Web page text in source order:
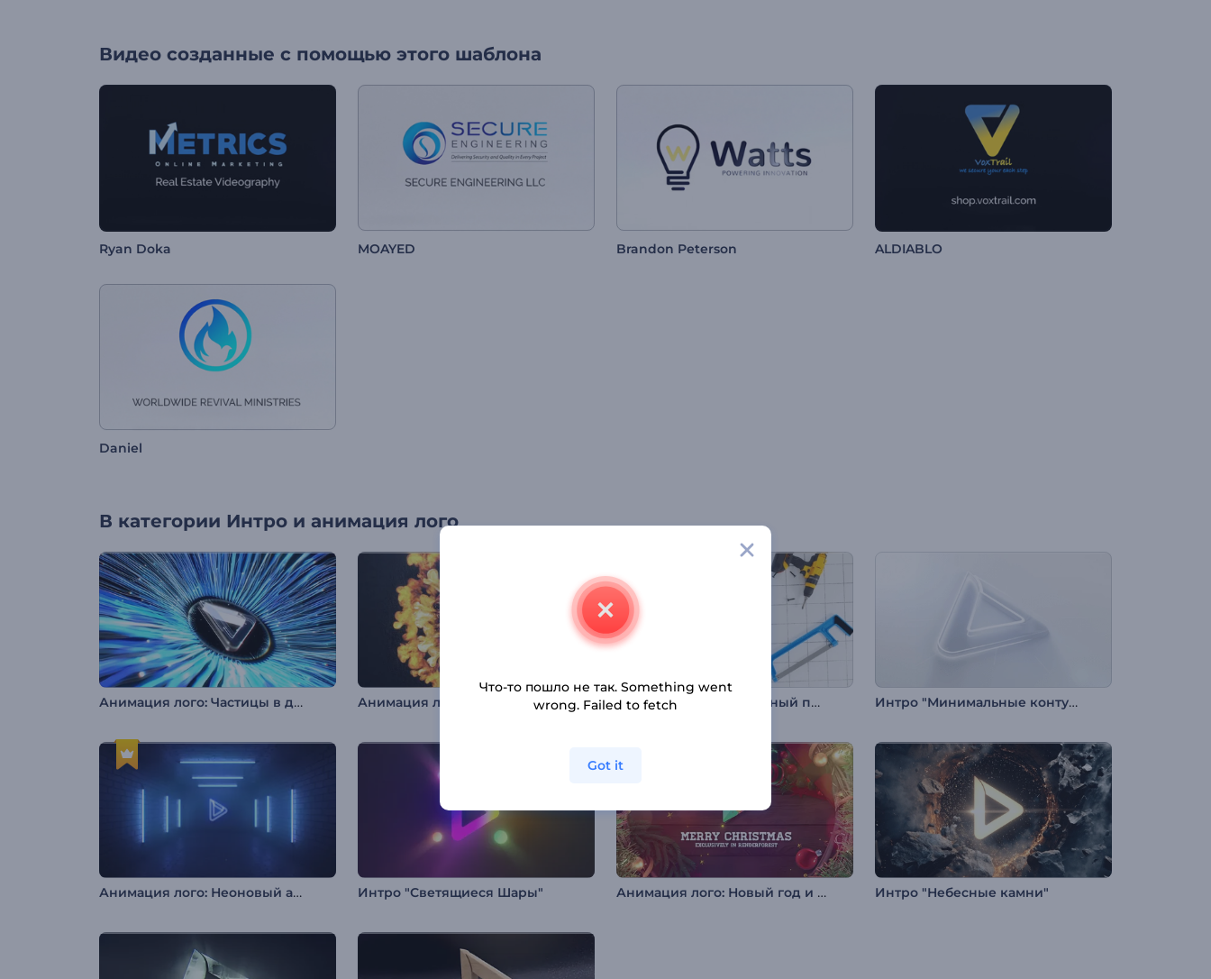
Видео созданные с помощью этого шаблона
Ryan Doka MOAYED Brandon Peterson ALDIABLO
Daniel
В категории Интро и анимация лого
Анимация лого: Частицы в движении Анимация лого: Огненное столкновение Введение в строительный проект Интро "Минимальные контуры"
Анимация лого: Неоновый андерграунд Интро "Светящиеся Шары" Анимация лого: Новый год и Рождество Интро "Небесные камни"
Что-то пошло не так. Something went
wrong. Failed to fetch
Got it